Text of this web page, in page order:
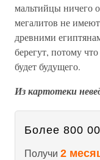
мальтийцы ничего
мегалитов не
древними
берегут, потому
будет будущего.
Из картотеки
Более 800
Получи 2